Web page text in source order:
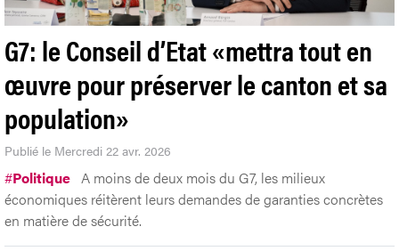
G7: le Conseil d’Etat «mettra tout en
œuvre pour préserver le canton et sa
population»
Publié le Mercredi 22 avr. 2026
#Politique A moins de deux mois du G7, les milieux
économiques réitèrent leurs demandes de garanties concrètes
en matière de sécurité.